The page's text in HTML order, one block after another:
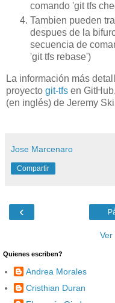
comando 'git tfs
Tambien pueden
despues de la
secuencia de
'git tfs rebase')
La información más
proyecto git-tfs en
(en inglés) de Jeremy
Jose Marcenaro
Compartir
‹
Ver
Quienes escriben?
Andrea Morales
Cristhian Duran